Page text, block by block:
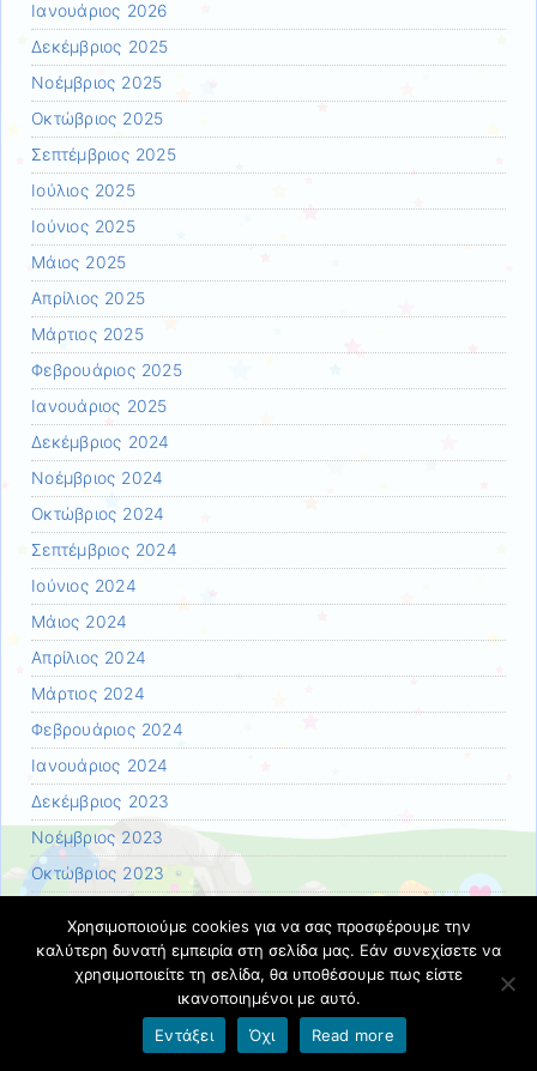
Ιανουάριος 2026
Δεκέμβριος 2025
Νοέμβριος 2025
Οκτώβριος 2025
Σεπτέμβριος 2025
Ιούλιος 2025
Ιούνιος 2025
Μάιος 2025
Απρίλιος 2025
Μάρτιος 2025
Φεβρουάριος 2025
Ιανουάριος 2025
Δεκέμβριος 2024
Νοέμβριος 2024
Οκτώβριος 2024
Σεπτέμβριος 2024
Ιούνιος 2024
Μάιος 2024
Απρίλιος 2024
Μάρτιος 2024
Φεβρουάριος 2024
Ιανουάριος 2024
Δεκέμβριος 2023
Νοέμβριος 2023
Οκτώβριος 2023
Αύγουστος 2023
Ιούλιος 2023
Χρησιμοποιούμε cookies για να σας προσφέρουμε την
καλύτερη δυνατή εμπειρία στη σελίδα μας. Εάν συνεχίσετε να
χρησιμοποιείτε τη σελίδα, θα υποθέσουμε πως είστε
ικανοποιημένοι με αυτό.
Εντάξει
Όχι Read more